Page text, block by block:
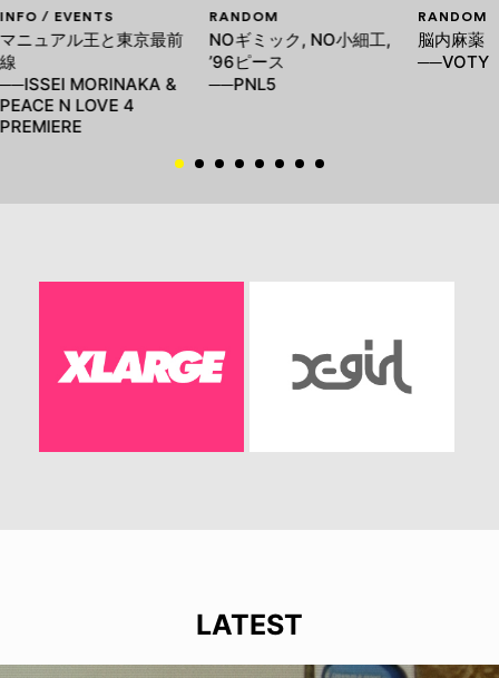
INFO / EVENTS
マニュアル王と東京最前
線
──ISSEI MORINAKA &
PEACE N LOVE 4
PREMIERE
RANDOM
NOギミック, NO小細工,
’96ピース
──PNL5
RANDOM
脳内麻薬
──VOTY
LATEST